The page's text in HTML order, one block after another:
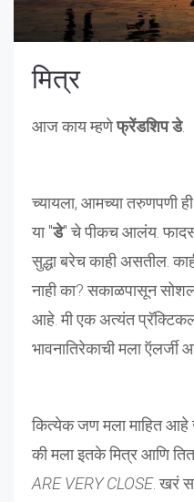
मित्र
आज काय म्हणेफ्रेंडशिप डे.
च्यायला, आमच्या तरुणपणी
या "डे" चे पीकच आलंय.
सुद्धा बरेच काही असतील.
नाही का? सकाळपासून
आहे. मी एक अत्यंत
भावनातिरेकाची मला ऍलर्जी
कित्येक जण मला माहित आहे
की मला इतके मित्र आणि
ARE VERY CLOSE. खरं